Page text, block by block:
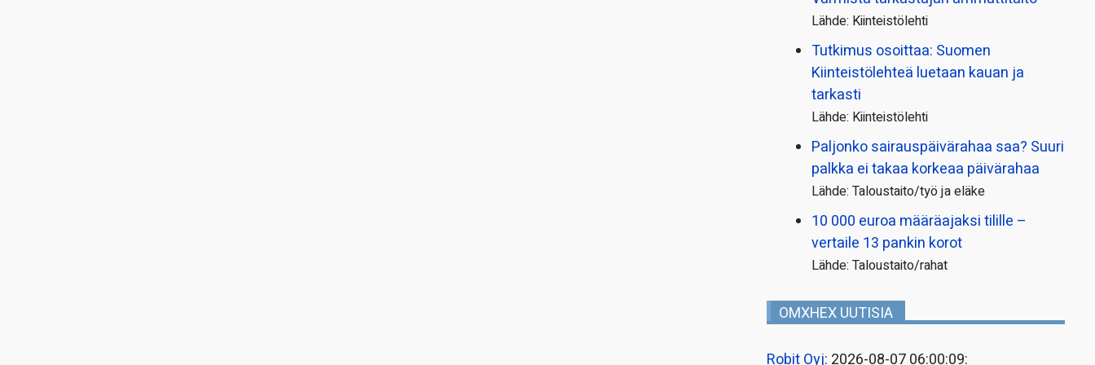
Lähde: Kiinteistölehti
Tutkimus osoittaa: Suomen
Kiinteistölehteä luetaan kauan ja
tarkasti
Lähde: Kiinteistölehti
Paljonko sairauspäivä­rahaa saa? Suuri
palkka ei takaa korkeaa päivärahaa
Lähde: Taloustaito/työ ja eläke
10 000 euroa määräajaksi tilille –
vertaile 13 pankin korot
Lähde: Taloustaito/rahat
OMXHEX UUTISIA
Robit Oyj: 2026-08-07 06:00:09: